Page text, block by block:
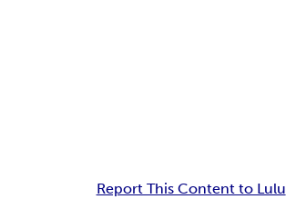
Report This Content to Lulu